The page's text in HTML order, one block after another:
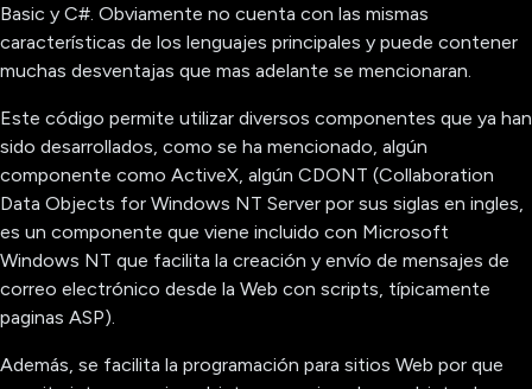
Basic y C#. Obviamente no cuenta con las mismas
características de los lenguajes principales y puede contener
muchas desventajas que mas adelante se mencionaran.
Este código permite utilizar diversos componentes que ya han
sido desarrollados, como se ha mencionado, algún
componente como ActiveX, algún CDONT (Collaboration
Data Objects for Windows NT Server por sus siglas en ingles,
es un componente que viene incluido con Microsoft
Windows NT que facilita la creación y envío de mensajes de
correo electrónico desde la Web con scripts, típicamente
paginas ASP).
Además, se facilita la programación para sitios Web por que